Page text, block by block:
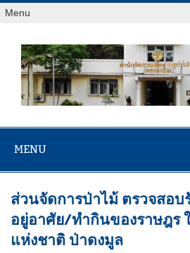
Menu
MENU
ส่วนจัดการป่าไม้ ตรวจสอ
อยู่อาศัย/ทำกินของราษฎร
แห่งชาติ ป่าดงมูล